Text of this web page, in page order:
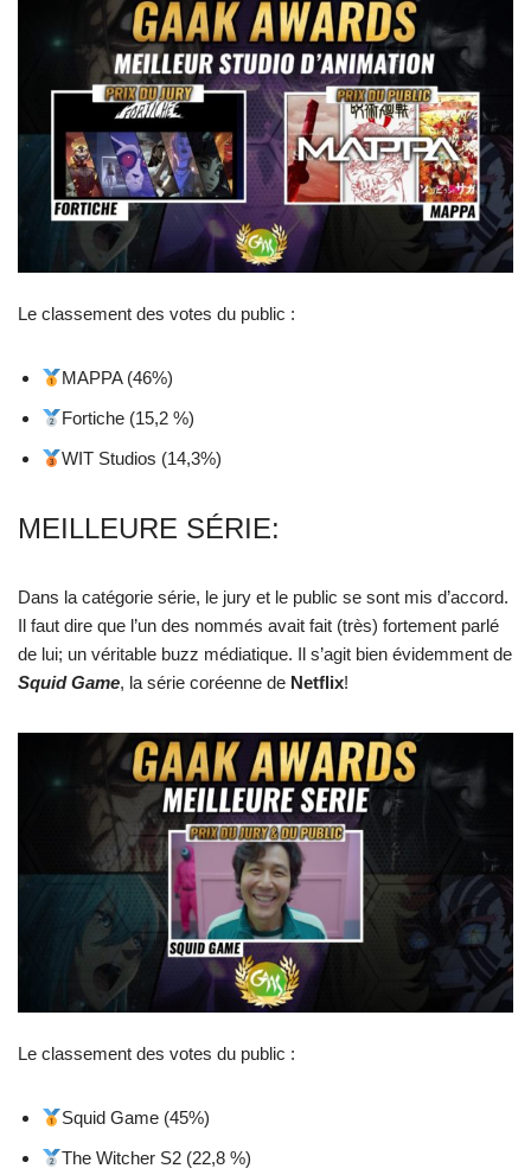
Le classement des votes du public :
MAPPA (46%)
Fortiche (15,2 %)
WIT Studios (14,3%)
MEILLEURE SÉRIE:
Dans la catégorie série, le jury et le public se sont mis d’accord.
Il faut dire que l’un des nommés avait fait (très) fortement parlé
de lui; un véritable buzz médiatique. Il s’agit bien évidemment de
Squid Game, la série coréenne de Netflix!
Le classement des votes du public :
Squid Game (45%)
The Witcher S2 (22,8 %)